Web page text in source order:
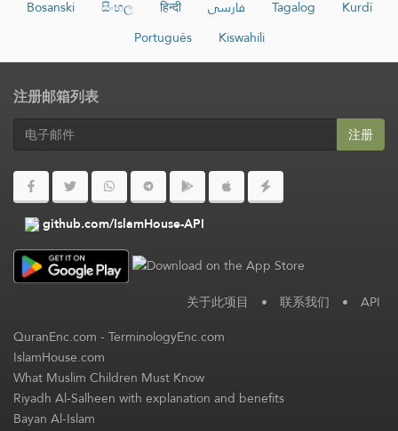
Bosanski
සිංහල हिन्दी فارسی Tagalog
Kurdî
Português
Kiswahili
注册邮箱列表
注册
github.com/IslamHouse-API
关于此项目 • 联系我们 • API
QuranEnc.com-TerminologyEnc.com
IslamHouse.com
What Muslim Children Must Know
Riyadh Al-Salheen with explanation and benefits
Bayan Al-Islam